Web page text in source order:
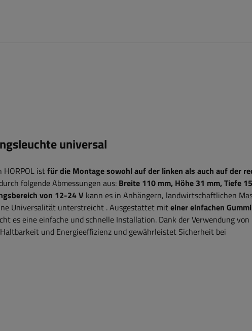
universal
HORPOL istfür die Montage sowohl auf der linken als auch auf der
folgende Abmessungen aus: Breite 110 mm, Höhe 31 mm, Tiefe
von 12-24 V kann es in Anhängern, landwirtschaftlichen
Universalität unterstreicht . Ausgestattet miteiner einfachen
es eine einfache und schnelle Installation. Dank der Verwendung von
und Energieeffizienz und gewährleistet Sicherheit bei